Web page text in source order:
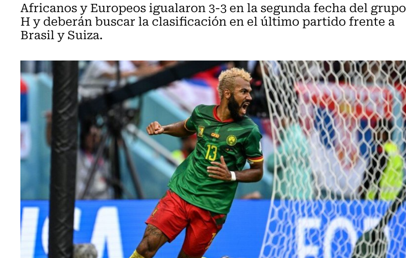
Africanos y Europeos igualaron 3-3 en la segunda fecha del grupo
H y deberán buscar la clasificación en el último partido frente a
Brasil y Suiza.